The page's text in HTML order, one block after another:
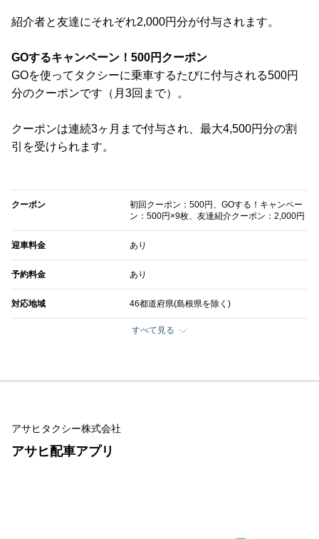
紹介者と友達にそれぞれ2,000円分が付与されます。
GOするキャンペーン！500円クーポン
GOを使ってタクシーに乗車するたびに付与される500円
分のクーポンです（月3回まで）。
クーポンは連続3ヶ月まで付与され、最大4,500円分の割
引を受けられます。
クーポン
初回クーポン：500円、GOする！キャンペー
ン：500円×9枚、友達紹介クーポン：2,000円
迎車料金 あり
予約料金 あり
対応地域 46都道府県(島根県を除く)
すべて見る
アサヒタクシー株式会社
アサヒ配車アプリ